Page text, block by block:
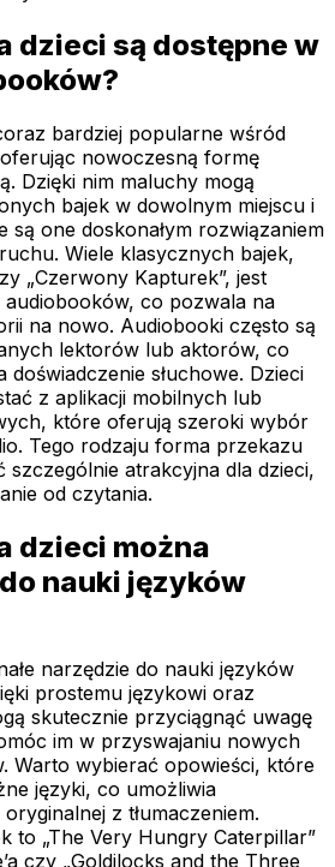
dzieci są dostępne w
bardziej popularne wśród
nowoczesną formę
Dzięki nim maluchy mogą
bajek w dowolnym miejscu i
są one doskonałym rozwiązaniem
Wiele klasycznych bajek,
„Czerwony Kapturek”, jest
co pozwala na
na nowo. Audiobooki często są
lektorów lub aktorów, co
słuchowe. Dzieci
z aplikacji mobilnych lub
które oferują szeroki wybór
Tego rodzaju forma przekazu
szczególnie atrakcyjna dla dzieci,
od czytania.
dzieci można
nauki języków
narzędzie do nauki języków
prostemu językowi oraz
skutecznie przyciągnąć uwagę
im w przyswajaniu nowych
Warto wybierać opowieści, które
języki, co umożliwia
z tłumaczeniem.
to „The Very Hungry Caterpillar”
czy „Goldilocks and the Three